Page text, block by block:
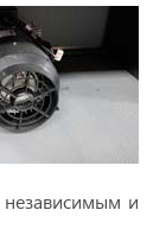
и